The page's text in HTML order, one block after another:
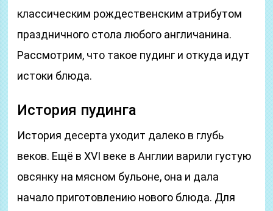
классическим рождественским атрибутом
праздничного стола любого англичанина.
Рассмотрим, что такое пудинг и откуда идут
истоки блюда.
История пудинга
История десерта уходит далеко в глубь
веков. Ещё в XVI веке в Англии варили густую
овсянку на мясном бульоне, она и дала
начало приготовлению нового блюда. Для